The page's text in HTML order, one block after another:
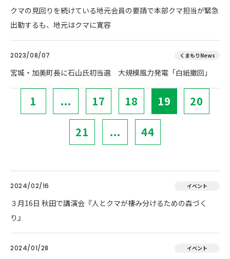
クマの見回りを続けている地元会員の要請で本部クマ担当が緊急
出動するも、地元はクマに寛容
2023/08/07 くまもりNews
宮城・加美町長に石山氏初当選 大規模風力発電「白紙撤回」
1 ... 17 18 19 20
21 ... 44
2024/02/16 イベント
３月16日 秋田で講演会『人とクマが棲み分けるための森づく
り』
2024/01/28 イベント